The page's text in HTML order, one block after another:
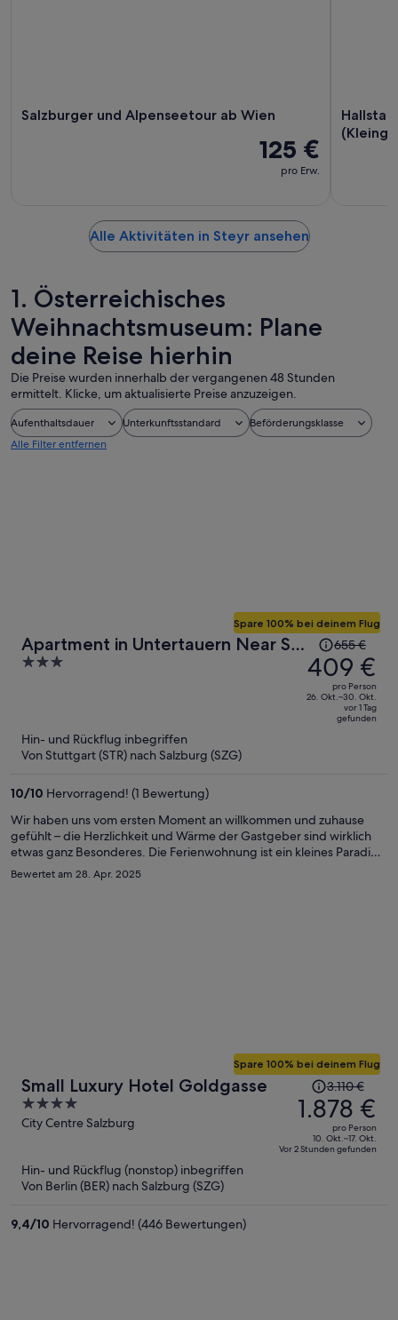
Salzburger und Alpenseetour ab Wien
125 €
pro Erw.
Alle Aktivitäten in Steyr ansehen
1. Österreichisches
Weihnachtsmuseum: Plane
deine Reise hierhin
Die Preise wurden innerhalb der vergangenen 48 Stunden
ermittelt. Klicke, um aktualisierte Preise anzuzeigen.
Aufenthaltsdauer Unterkunftsstandard
Beförderungsklasse
Alle Filter entfernen
Apartment in Untertauern Near Ski
Slopes
3
Spare 100% bei deinem Flug
Der
Preis
betrug
655 €,
655 €
409 €
pro Person
26. Okt.–30. Okt.
vor 1 Tag
gefunden
Hin- und Rückflug inbegriffen
Von Stuttgart (STR) nach Salzburg (SZG)
10/10 Hervorragend! (1 Bewertung)
Wir haben uns vom ersten Moment an willkommen und zuhause
gefühlt – die Herzlichkeit und Wärme der Gastgeber sind wirklich
etwas ganz Besonderes. Die Ferienwohnung ist ein kleines Paradies:
liebevoll eingerichtet, blitzsauber und mit allem ausgestattet, was
man sich nur wünschen kann. Ich kann diese Unterkunft
Bewertet am 28. Apr. 2025
Small Luxury Hotel Goldgasse
4
out
City Centre Salzburg
Spare 100% bei deinem Flug
Der
Preis
betrug
3.110 €,
jetzt
3.110 €
1.878 €
pro Person
10. Okt.–17. Okt.
Vor 2 Stunden gefunden
Hin- und Rückflug (nonstop) inbegriffen
Von Berlin (BER) nach Salzburg (SZG)
9,4/10 Hervorragend! (446 Bewertungen)